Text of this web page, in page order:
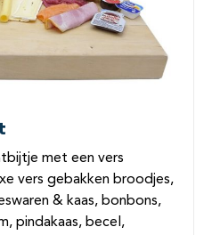
met een vers
vers gebakken broodjes,
& kaas, bonbons,
pindakaas, becel,